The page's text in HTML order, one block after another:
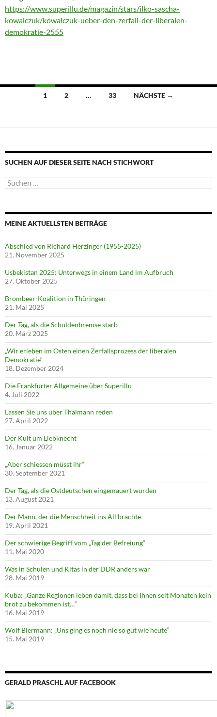
https://www.superillu.de/magazin/stars/ilko-sascha-
kowalczuk/kowalczuk-ueber-den-zerfall-der-liberalen-
demokratie-2555
Beitragsnavigation
1 2 … 33 NÄCHSTE →
SUCHEN AUF DIESER SEITE NACH STICHWORT
Suche
nach:
MEINE AKTUELLSTEN BEITRÄGE
Abschied von Richard Herzinger (1955-2025)
21. November 2025
Usbekistan 2025: Unterwegs in einem Land im Aufbruch
27. Oktober 2025
Brombeer-Koalition in Thüringen
21. Mai 2025
Der Tag, als die Schuldenbremse starb
20. März 2025
„Wir erleben im Osten einen Zerfallsprozess der liberalen
Demokratie“
18. Dezember 2024
Die Frankfurter Allgemeine über Superillu
4. Juli 2022
Lassen Sie uns über Thälmann reden
27. April 2022
Der Kult um Liebknecht
16. Januar 2022
„Aber schiessen müsst ihr“
30. September 2021
Der Tag, als die Ostdeutschen eingemauert wurden
13. August 2021
Der Mann, der die Menschheit ins All brachte
19. April 2021
Der schwierige Begriff vom „Tag der Befreiung“
11. Mai 2020
Was in Schulen und Kitas in der DDR anders war
28. Mai 2019
Kuba: „Ganze Regionen leben damit, dass bei Ihnen seit Monaten kein
brot zu bekommen ist…“
16. Mai 2019
Wolf Biermann: „Uns ging es noch nie so gut wie heute“
15. Mai 2019
GERALD PRASCHL AUF FACEBOOK